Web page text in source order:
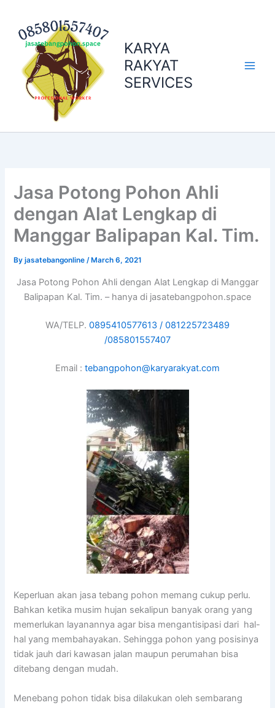
content
KARYA
RAKYAT
SERVICES
Jasa Potong Pohon Ahli
dengan Alat Lengkap di
Manggar Balipapan Kal. Tim.
Byjasatebangonline/ March 6, 2021
Jasa Potong Pohon Ahli dengan Alat Lengkap di Manggar
Balipapan Kal. Tim. – hanya di jasatebangpohon.space
WA/TELP. 0895410577613 / 081225723489
/085801557407
Email : tebangpohon@karyarakyat.com
Keperluan akan jasa tebang pohon memang cukup perlu.
Bahkan ketika musim hujan sekalipun banyak orang yang
memerlukan layanannya agar bisa mengantisipasi dari hal-
hal yang membahayakan. Sehingga pohon yang posisinya
tidak jauh dari kawasan jalan maupun perumahan bisa
ditebang dengan mudah.
Menebang pohon tidak bisa dilakukan oleh sembarang